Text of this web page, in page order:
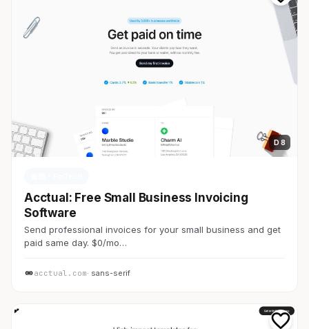
D 8
Acctual: Free Small Business Invoicing
Software
Send professional invoices for your small business and get
paid same day. $0/mo…
acctual.com· sans-serif